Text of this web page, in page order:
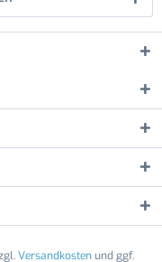
Versandkostenund ggf.